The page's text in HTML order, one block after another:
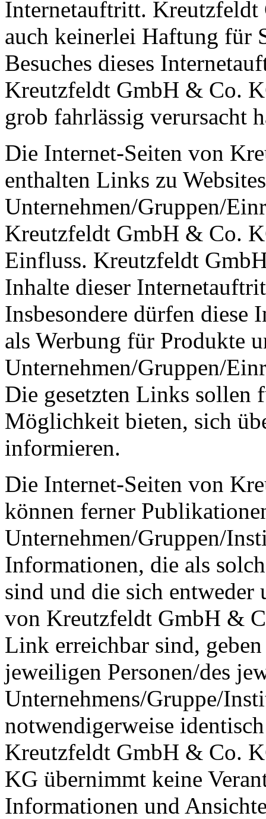
Internetauftritt.
auch keinerlei Haftung für
Besuches dieses
Kreutzfeldt GmbH & Co.
grob fahrlässig verursacht
Die Internet-Seiten von
enthalten Links zu
Unternehmen/Gruppen/
Kreutzfeldt GmbH & Co.
Einfluss. Kreutzfeldt
Inhalte dieser
Insbesondere dürfen
als Werbung für Produkte
Unternehmen/Gruppen/
Die gesetzten Links sollen
Möglichkeit bieten, sich
informieren.
Die Internet-Seiten von
können ferner
Unternehmen/Gruppen/
Informationen, die als
sind und die sich entweder
von Kreutzfeldt GmbH &
Link erreichbar sind,
jeweiligen Personen/des
Unternehmens/Gruppe/
notwendigerweise
Kreutzfeldt GmbH & Co.
KG übernimmt keine
Informationen und